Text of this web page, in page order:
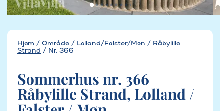
Hjem / Område / Lolland/Falster/Møn / Råbylille
Strand / Nr. 366
Sommerhus nr. 366
Råbylille Strand, Lolland /